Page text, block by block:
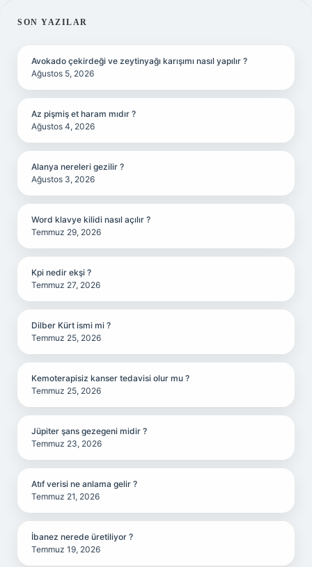
SIDEBAR
SON YAZILAR
Avokado çekirdeği ve zeytinyağı karışımı nasıl yapılır ?
Ağustos 5, 2026
Az pişmiş et haram mıdır ?
Ağustos 4, 2026
Alanya nereleri gezilir ?
Ağustos 3, 2026
Word klavye kilidi nasıl açılır ?
Temmuz 29, 2026
Kpi nedir ekşi ?
Temmuz 27, 2026
Dilber Kürt ismi mi ?
Temmuz 25, 2026
Kemoterapisiz kanser tedavisi olur mu ?
Temmuz 25, 2026
Jüpiter şans gezegeni midir ?
Temmuz 23, 2026
Atıf verisi ne anlama gelir ?
Temmuz 21, 2026
İbanez nerede üretiliyor ?
Temmuz 19, 2026